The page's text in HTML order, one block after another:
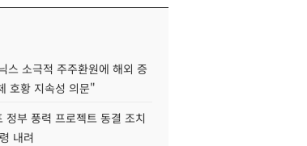
스 소극적 주주환원에 해외 증
호황 지속성 의문"
정부 풍력 프로젝트 동결 조치
내려